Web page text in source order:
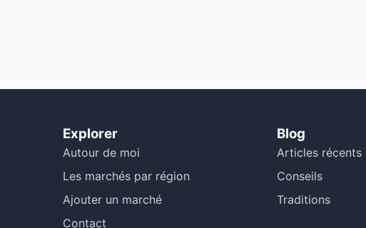
Explorer
Autour de moi
Les marchés par région
Ajouter un marché
Contact
Blog
Articles récents
Conseils
Traditions